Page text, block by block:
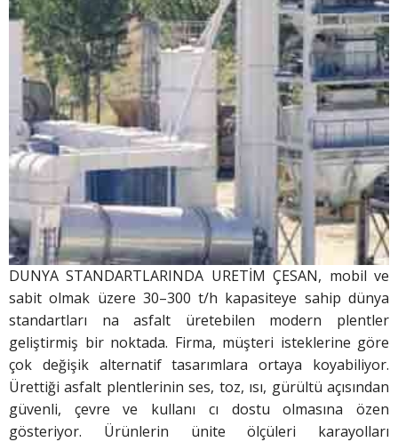
DUNYA STANDARTLARINDA URETİM ÇESAN, mobil ve
sabit olmak üzere 30–300 t/h kapasiteye sahip dünya
standartları na asfalt üretebilen modern plentler
geliştirmiş bir noktada. Firma, müşteri isteklerine göre
çok değişik alternatif tasarımlara ortaya koyabiliyor.
Ürettiği asfalt plentlerinin ses, toz, ısı, gürültü açısından
güvenli, çevre ve kullanı cı dostu olmasına özen
gösteriyor. Ürünlerin ünite ölçüleri karayolları